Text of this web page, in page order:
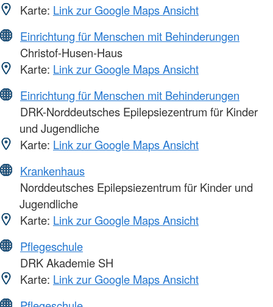
Karte: Link zur Google Maps Ansicht
Einrichtung für Menschen mit Behinderungen
Christof-Husen-Haus
Karte: Link zur Google Maps Ansicht
Einrichtung für Menschen mit Behinderungen
DRK-Norddeutsches Epilepsiezentrum für Kinder
und Jugendliche
Karte: Link zur Google Maps Ansicht
Krankenhaus
Norddeutsches Epilepsiezentrum für Kinder und
Jugendliche
Karte: Link zur Google Maps Ansicht
Pflegeschule
DRK Akademie SH
Karte: Link zur Google Maps Ansicht